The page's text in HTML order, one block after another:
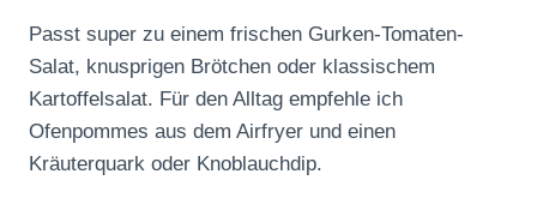
Passt super zu einem frischen Gurken-Tomaten-
Salat, knusprigen Brötchen oder klassischem
Kartoffelsalat. Für den Alltag empfehle ich
Ofenpommes aus dem Airfryer und einen
Kräuterquark oder Knoblauchdip.